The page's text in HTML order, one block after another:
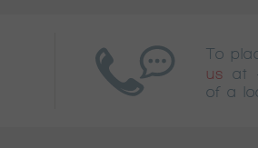
To
us
at
of a